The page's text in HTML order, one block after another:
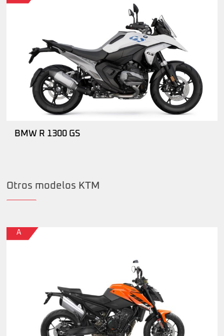
BMW R 1300 GS
Otros modelos KTM
A